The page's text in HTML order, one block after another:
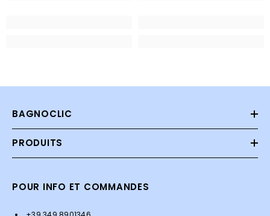
BAGNOCLIC
PRODUITS
POUR INFO ET COMMANDES